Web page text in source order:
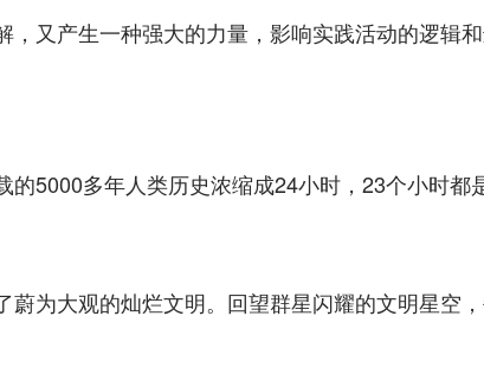
产生一种强大的力量，影响实践活动的逻辑和
5000多年人类历史浓缩成24小时，23个小时都
为大观的灿烂文明。回望群星闪耀的文明星空，